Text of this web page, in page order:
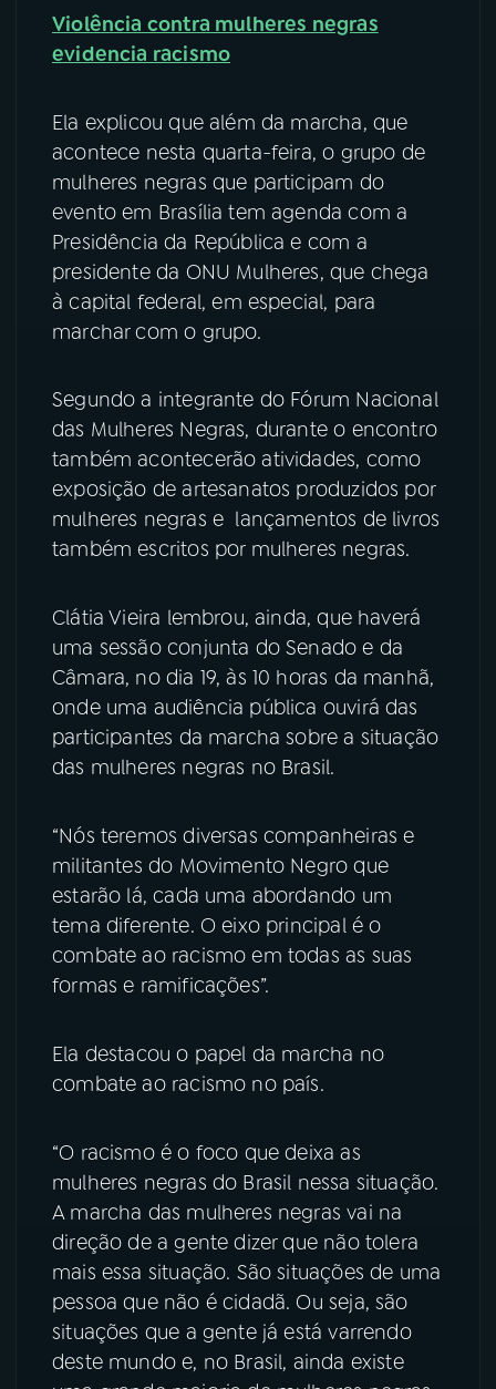
TikTok
Violência contra mulheres negras
evidencia racismo
Ela explicou que além da marcha, que
acontece nesta quarta-feira, o grupo de
mulheres negras que participam do
evento em Brasília tem agenda com a
Presidência da República e com a
presidente da ONU Mulheres, que chega
à capital federal, em especial, para
marchar com o grupo.
Segundo a integrante do Fórum Nacional
das Mulheres Negras, durante o encontro
também acontecerão atividades, como
exposição de artesanatos produzidos por
mulheres negras e lançamentos de livros
também escritos por mulheres negras.
Clátia Vieira lembrou, ainda, que haverá
uma sessão conjunta do Senado e da
Câmara, no dia 19, às 10 horas da manhã,
onde uma audiência pública ouvirá das
participantes da marcha sobre a situação
das mulheres negras no Brasil.
“Nós teremos diversas companheiras e
militantes do Movimento Negro que
estarão lá, cada uma abordando um
tema diferente. O eixo principal é o
combate ao racismo em todas as suas
formas e ramificações”.
Ela destacou o papel da marcha no
combate ao racismo no país.
“O racismo é o foco que deixa as
mulheres negras do Brasil nessa situação.
A marcha das mulheres negras vai na
direção de a gente dizer que não tolera
mais essa situação. São situações de uma
pessoa que não é cidadã. Ou seja, são
situações que a gente já está varrendo
deste mundo e, no Brasil, ainda existe